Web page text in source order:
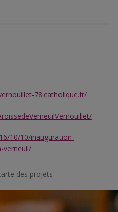
des projets
78.catholique.fr/
10/10/inauguration-
verneuil/